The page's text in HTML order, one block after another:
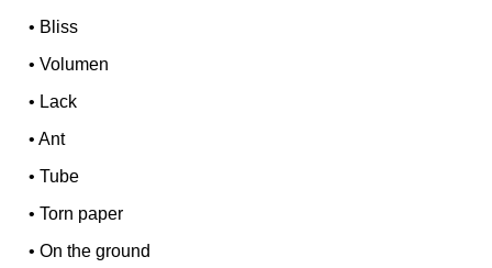
• Bliss
•Volumen
• Lack
•Ant
•Tube
•Torn paper
•On the ground